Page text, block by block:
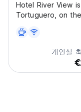
Hotel River View
Tortuguero, on
of the Tortuguero
The rooms have
개인실